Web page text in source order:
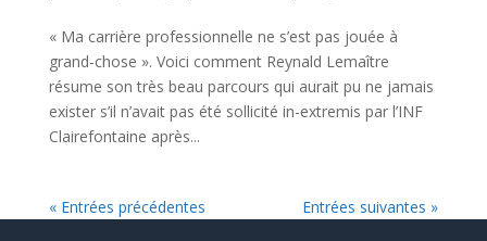
« Ma carrière professionnelle ne s’est pas jouée à
grand-chose ». Voici comment Reynald Lemaître
résume son très beau parcours qui aurait pu ne jamais
exister s’il n’avait pas été sollicité in-extremis par l’INF
Clairefontaine après...
« Entrées précédentes Entrées suivantes »